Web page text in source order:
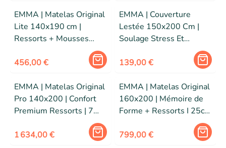
EMMA | Matelas Original
Lite 140x190 cm |
Ressorts + Mousses
respirantes | 5 couches |
Edition 2026
456,00 €
EMMA | Couverture
Lestée 150x200 Cm |
Soulage Stress Et
Anxiété | Sensation de
Reconfort | Aide À
139,00 €
EMMA | Matelas Original
Pro 140x200 | Confort
Premium Ressorts | 7
Zones | 27cm | Edition
2026
1 634,00 €
EMMA | Matelas Original
160x200 | Mémoire de
Forme + Ressorts I 25cm
799,00 €